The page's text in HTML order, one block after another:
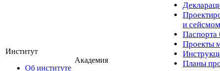
Институт
Об институте
Академия
и
Паспорта
Проекты
Планы